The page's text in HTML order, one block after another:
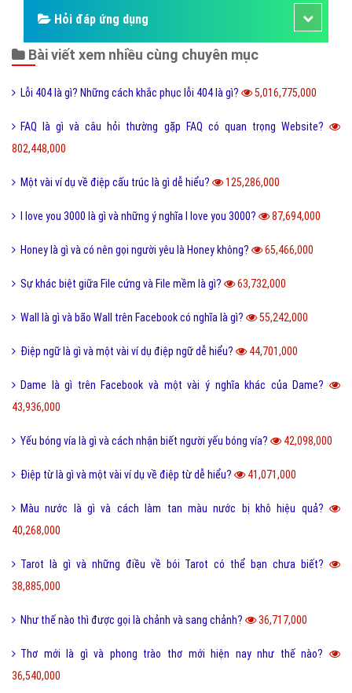
Hỏi đáp ứng dụng
Bài viết xem nhiều cùng chuyên mục
Lỗi 404 là gì? Những cách khắc phục lỗi 404 là gì? 5,016,775,000
FAQ là gì và câu hỏi thường gặp FAQ có quan trọng Website?
802,448,000
Một vài ví dụ về điệp cấu trúc là gì dễ hiểu? 125,286,000
I love you 3000 là gì và những ý nghĩa I love you 3000? 87,694,000
Honey là gì và có nên gọi người yêu là Honey không? 65,466,000
Sự khác biệt giữa File cứng và File mềm là gì? 63,732,000
Wall là gì và bão Wall trên Facebook có nghĩa là gì? 55,242,000
Điệp ngữ là gì và một vài ví dụ điệp ngữ dễ hiểu? 44,701,000
Dame là gì trên Facebook và một vài ý nghĩa khác của Dame?
43,936,000
Yếu bóng vía là gì và cách nhận biết người yếu bóng vía? 42,098,000
Điệp từ là gì và một vài ví dụ về điệp từ dễ hiểu? 41,071,000
Màu nước là gì và cách làm tan màu nước bị khô hiệu quả?
40,268,000
Tarot là gì và những điều về bói Tarot có thể bạn chưa biết?
38,885,000
Như thế nào thì được gọi là chảnh và sang chảnh? 36,717,000
Thơ mới là gì và phong trào thơ mới hiện nay như thế nào?
36,540,000